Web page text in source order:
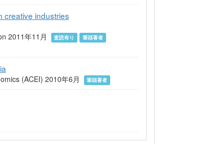
creative industries
2011年11月
査読有り
筆頭著者
(ACEI) 2010年6月 筆頭著者